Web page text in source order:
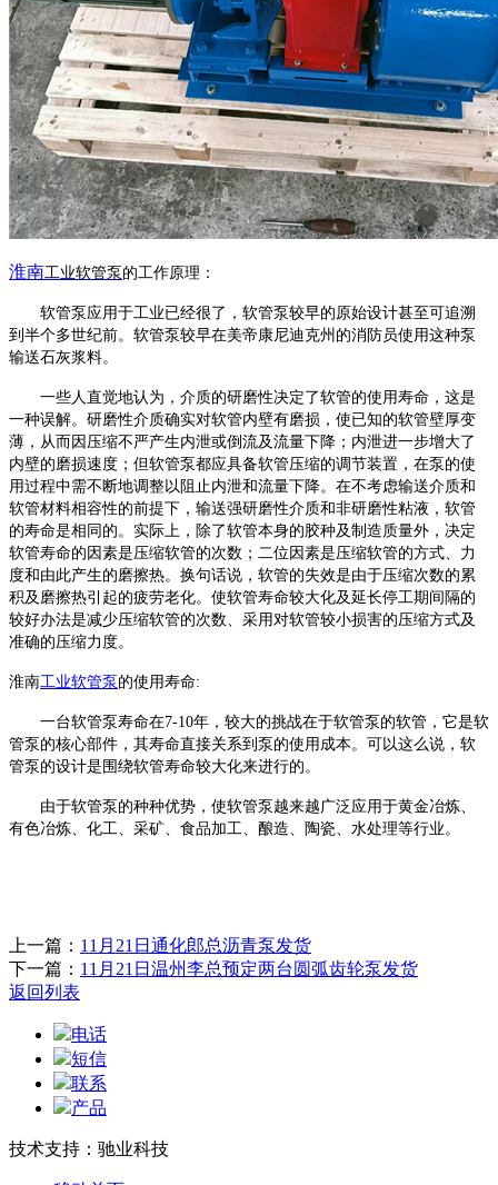
淮南工业软管泵 的工作原理 ：
软管泵 应用于工业已经很了， 软管泵较早的原始设计甚至可追溯
到半个多世纪前。 软管泵较早在美帝康尼迪克州的消防员使用这种泵
输送石灰浆料。
一些人直觉地认为，介质的研磨性决定了软管的使用寿命，这是
一种误解。研磨性介质确实对软管内壁有磨损，使已知的软管壁厚变
薄，从而因压缩不严产生内泄或倒流及流量下降；内泄进一步增大了
内壁的磨损速度；但软管泵都应具备软管压缩的调节装置，在泵的使
用过程中需不断地调整以阻止内泄和流量下降。在不考虑输送介质和
软管材料相容性的前提下，输送强研磨性介质和非研磨性粘液，软管
的寿命是相同的。实际上，除了软管本身的胶种及制造质量外，决定
软管寿命的因素是压缩软管的次数；二位因素是压缩软管的方式、力
度和由此产生的磨擦热。换句话说，软管的失效是由于压缩次数的累
积及磨擦热引起的疲劳老化。使软管寿命较大化及延长停工期间隔的
较好办法是减少压缩软管的次数、采用对软管较小损害的压缩方式及
准确的压缩力度。
淮南工业软管泵 的使用寿命:
一台软管泵寿命在7-10年，较大的挑战在于软管泵 的软管，它是软
管泵 的核心部件，其寿命直接关系到泵的使用成本。可以这么说， 软
管泵 的设计是围绕软管寿命较大化来进行的。
由于软管泵 的种种优势，使软管泵 越来越广泛应用于黄金冶炼、
有色冶炼、化工、采矿、食品加工、酿造、陶瓷、水处理等行业。
上一篇： 11月21日通化郎总沥青泵发货
下一篇： 11月21日温州李总预定两台圆弧齿轮泵发货
返回列表
电话
短信
联系
产品
技术支持：驰业科技